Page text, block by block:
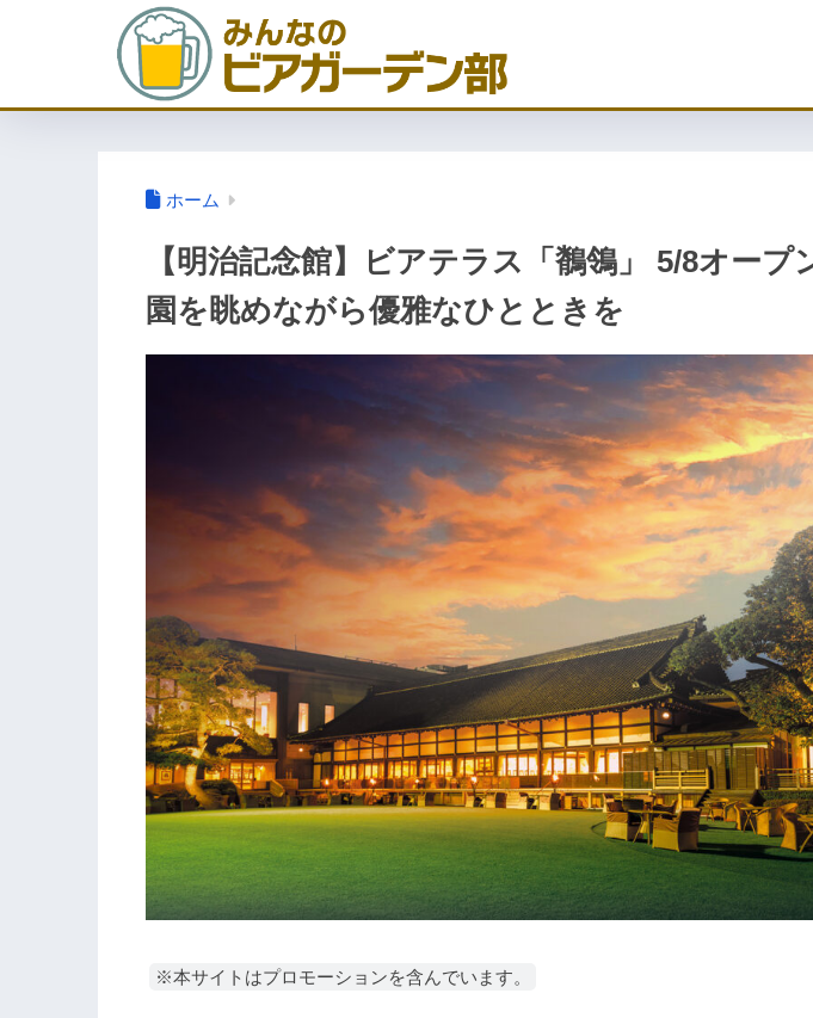
ホーム
【明治記念館】ビアテラス「鶺鴒」 5/8オープ
園を眺めながら優雅なひとときを
※本サイトはプロモーションを含んでいます。